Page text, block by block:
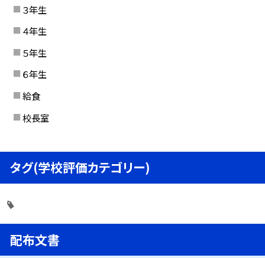
３年生
４年生
５年生
６年生
給食
校長室
タグ(学校評価カテゴリー)
配布文書